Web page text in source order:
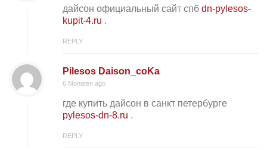
дайсон официальный сайт спб dn-pylesos-
kupit-4.ru .
REPLY
Pilesos Daison_coKa
6 Monaten ago
где купить дайсон в санкт петербурге
pylesos-dn-8.ru .
REPLY